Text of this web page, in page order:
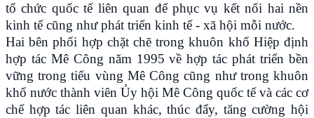
tổ chức quốc tế liên quan để phục vụ kết nối hai nền
kinh tế cũng như phát triển kinh tế - xã hội mỗi nước.
Hai bên phối hợp chặt chẽ trong khuôn khổ Hiệp định
hợp tác Mê Công năm 1995 về hợp tác phát triển bền
vững trong tiểu vùng Mê Công cũng như trong khuôn
khổ nước thành viên Ủy hội Mê Công quốc tế và các cơ
chế hợp tác liên quan khác, thúc đẩy, tăng cường hội